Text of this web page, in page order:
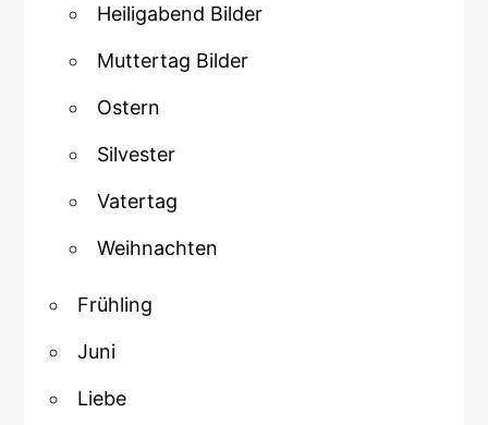
Heiligabend Bilder
Muttertag Bilder
Ostern
Silvester
Vatertag
Weihnachten
Frühling
Juni
Liebe